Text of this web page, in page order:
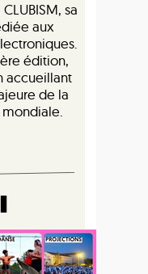
sa
aux
édition,
accueillant
de la